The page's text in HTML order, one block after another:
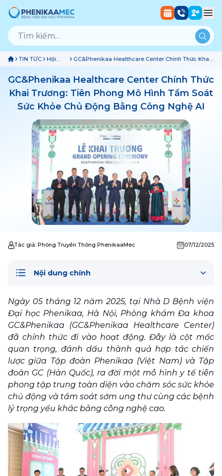
TIN TỨC
Hội
Thảo
Và Sự
Kiện
GC&Phenikaa Healthcare Center Chính Thức Khai
Chủ Động Bằng Công Nghệ AI
GC&Phenikaa Healthcare Center Chính Thức
Khai Trương: Tiên Phong Mô Hình Tầm Soát
Sức Khỏe Chủ Động Bằng Công Nghệ AI
Tác giả: Phòng Truyền Thông PhenikaaMec 07/12/2025
Nội dung chính
Ngày 05 tháng 12 năm 2025, tại Nhà D Bệnh viện
Đại học Phenikaa, Hà Nội, Phòng khám Đa khoa
GC&Phenikaa (GC&Phenikaa Healthcare Center)
đã chính thức đi vào hoạt động. Đây là cột mốc
quan trọng, đánh dấu thành quả hợp tác chiến
lược giữa Tập đoàn Phenikaa (Việt Nam) và Tập
đoàn GC (Hàn Quốc), ra đời một mô hình y tế tiên
phong tập trung toàn diện vào chăm sóc sức khỏe
chủ động và tầm soát sớm ung thư cùng các bệnh
lý trọng yếu khác bằng công nghệ cao.